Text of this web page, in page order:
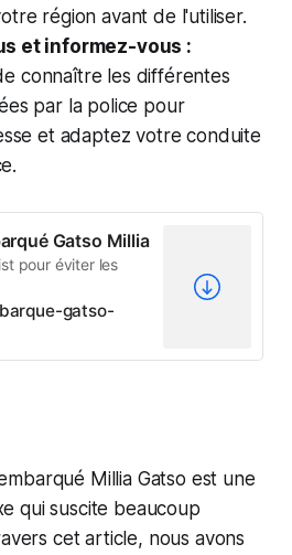
région avant de l'utiliser.
et informez-vous :
connaître les différentes
par la police pour
et adaptez votre conduite
Gatso Millia
pour éviter les
gatso-
Millia Gatso est une
qui suscite beaucoup
cet article, nous avons